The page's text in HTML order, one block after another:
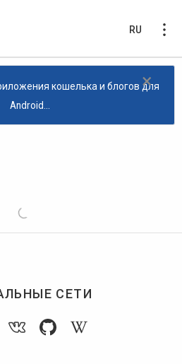
RU
×
кошелька и блогов для
Android...
СЕТИ